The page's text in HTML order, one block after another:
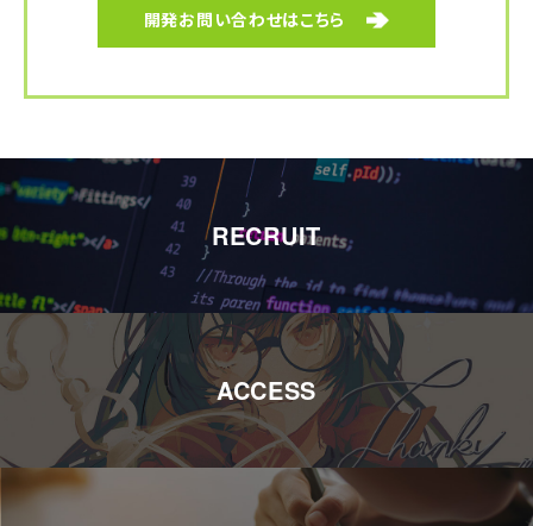
開発お問い合わせはこちら
RECRUIT
ACCESS